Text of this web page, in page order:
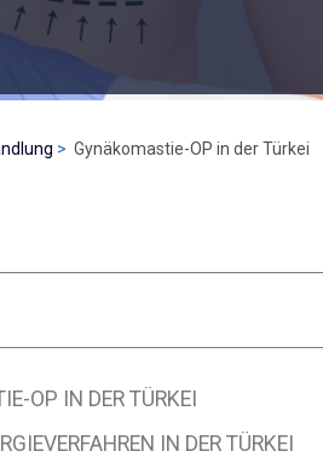
Gynäkomastie-OP in der Türkei
OP IN DER TÜRKEI
IN DER TÜRKEI